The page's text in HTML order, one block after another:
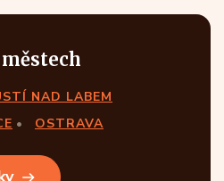
NAD LABEM
OSTRAVA